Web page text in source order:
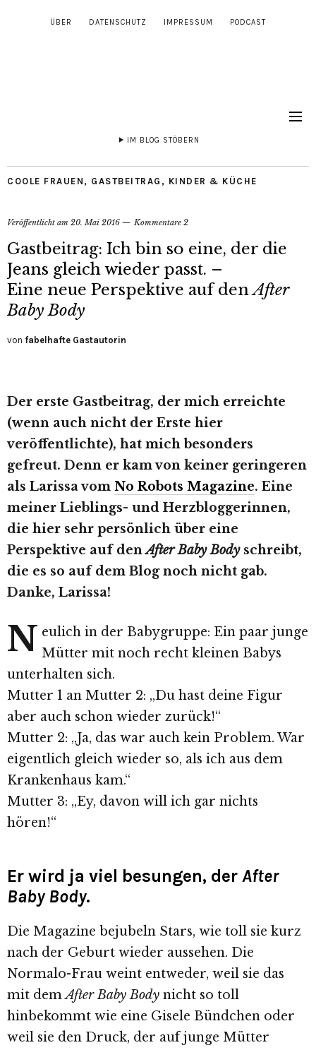
ÜBER DATENSCHUTZ IMPRESSUM PODCAST
IM BLOG STÖBERN
COOLE FRAUEN , GASTBEITRAG , KINDER & KÜCHE
Veröffentlicht am 20. Mai 2016 Kommentare 2
Gastbeitrag: Ich bin so eine, der die
Jeans gleich wieder passt. –
Eine neue Perspektive auf denAfter
Baby Body
von fabelhafte Gastautorin
Der erste Gastbeitrag, der mich erreichte
(wenn auch nicht der Erste hier
veröffentlichte), hat mich besonders
gefreut. Denn er kam von keiner geringeren
als Larissa vom No Robots Magazine. Eine
meiner Lieblings- und Herzbloggerinnen,
die hier sehr persönlich über eine
Perspektive auf denAfter Baby Bodyschreibt,
die es so auf dem Blog noch nicht gab.
Danke, Larissa!
N eulich in der Babygruppe: Ein paar junge
Mütter mit noch recht kleinen Babys
unterhalten sich.
Mutter 1 an Mutter 2: „Du hast deine Figur
aber auch schon wieder zurück!“
Mutter 2: „Ja, das war auch kein Problem. War
eigentlich gleich wieder so, als ich aus dem
Krankenhaus kam.“
Mutter 3: „Ey, davon will ich gar nichts
hören!“
Er wird ja viel besungen, der After
Baby Body.
Die Magazine bejubeln Stars, wie toll sie kurz
nach der Geburt wieder aussehen. Die
Normalo-Frau weint entweder, weil sie das
mit demAfter Baby Body nicht so toll
hinbekommt wie eine Gisele Bündchen oder
weil sie den Druck, der auf junge Mütter